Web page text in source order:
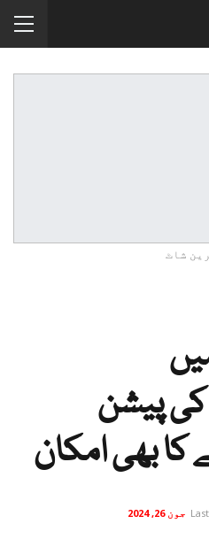
شاٹ
کی پیشن
کا بھی امکان
جون 26, 2024